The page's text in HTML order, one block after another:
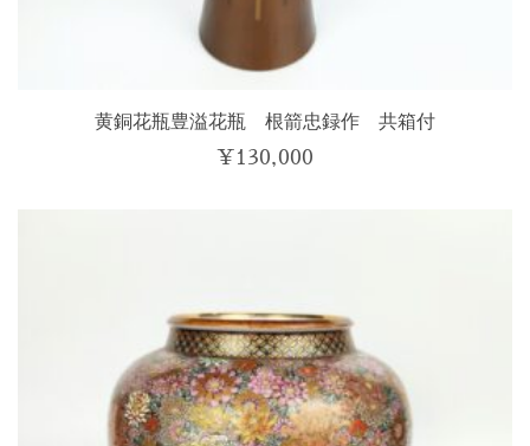
黄銅花瓶豊溢花瓶 根箭忠録作 共箱付
¥130,000